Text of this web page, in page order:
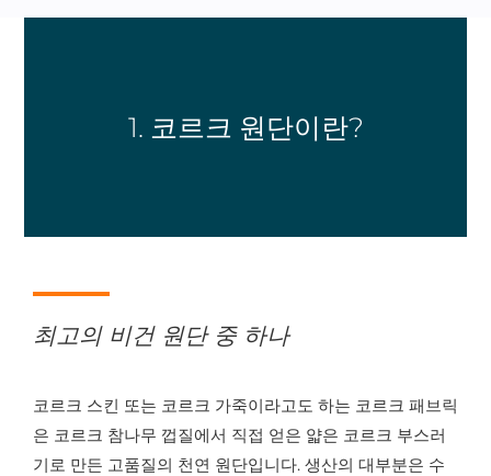
1. 코르크 원단이란?
최고의 비건 원단 중 하나
코르크 스킨 또는 코르크 가죽이라고도 하는 코르크 패브릭
은 코르크 참나무 껍질에서 직접 얻은 얇은 코르크 부스러
기로 만든 고품질의 천연 원단입니다. 생산의 대부분은 수